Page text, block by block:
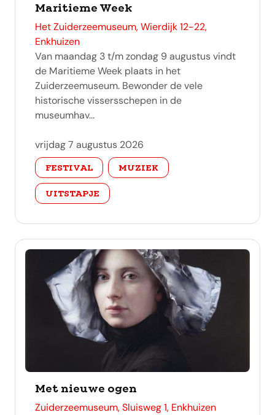
Maritieme Week
adres
Het Zuiderzeemuseum, Wierdijk 12-22,
Enkhuizen
Van maandag 3 t/m zondag 9 augustus vindt
de Maritieme Week plaats in het
Zuiderzeemuseum. Bewonder de vele
historische vissersschepen in de
museumhav...
vrijdag 7 augustus 2026
categorie
FESTIVAL MUZIEK
UITSTAPJE
Met nieuwe ogen
adres
Zuiderzeemuseum, Sluisweg 1, Enkhuizen